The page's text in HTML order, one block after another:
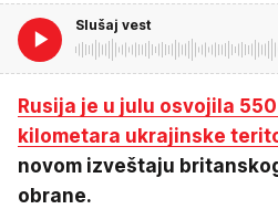
Slušaj vest
Rusija je u julu osvojila
kilometara ukrajinske
novom izveštaju
obrane.